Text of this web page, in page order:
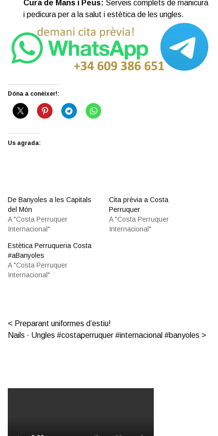
Cura de Mans i Peus: Serveis complets de manicura
i pedicura per a la salut i estètica de les ungles.
Dóna a conèixer!:
Us agrada:
De Banyoles a les Capitals
del Món
A "Costa Perruquer
Internacional"
Cita prèvia a Costa
Perruquer
A "Costa Perruquer
Internacional"
Estètica Perruqueria Costa
#aBanyoles
A "Costa Perruquer
Internacional"
Post navigation
Preparant uniformes d’estiu!
Nails · Ungles #costaperruquer #internacional #banyoles